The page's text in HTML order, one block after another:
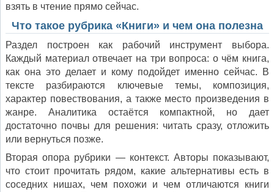
взять в чтение прямо сейчас.
Что такое рубрика «Книги» и чем она полезна
Раздел построен как рабочий инструмент выбора.
Каждый материал отвечает на три вопроса: о чём книга,
как она это делает и кому подойдет именно сейчас. В
тексте разбираются ключевые темы, композиция,
характер повествования, а также место произведения в
жанре. Аналитика остаётся компактной, но дает
достаточно почвы для решения: читать сразу, отложить
или вернуться позже.
Вторая опора рубрики — контекст. Авторы показывают,
что стоит прочитать рядом, какие альтернативы есть в
соседних нишах, чем похожи и чем отличаются книги